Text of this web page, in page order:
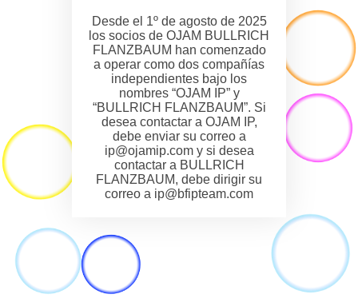
Desde el 1º de agosto de 2025
los socios de OJAM BULLRICH
FLANZBAUM han comenzado
a operar como dos compañías
independientes bajo los
nombres “OJAM IP” y
“BULLRICH FLANZBAUM”. Si
desea contactar a OJAM IP,
debe enviar su correo a
ip@ojamip.com y si desea
contactar a BULLRICH
FLANZBAUM, debe dirigir su
correo a ip@bfipteam.com